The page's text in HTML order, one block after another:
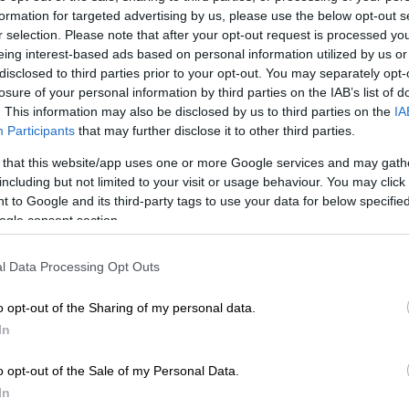
for targeted advertising by us, please use the below opt-out
selection. Please note that after your opt-out request is processed
interest-based ads based on personal information utilized by us
to third parties prior to your opt-out. You may separately
of your personal information by third parties on the IAB’s list of
This information may also be disclosed by us to third parties on the
Participants that may further disclose it to other third parties.
that this website/app uses one or more Google services and may
but not limited to your visit or usage behaviour. You may
to Google and its third-party tags to use your data for below
consent section.
Data Processing Opt Outs
opt-out of the Sharing of my personal data.
opt-out of the Sale of my Personal Data.
το ΕΘΝΟΣ στη Google
την ΕπιτροπήΕμβολιασμώνέκανε λόγο η
μιλώντας στο OPEN TV για το εμβόλιο της
που έχουν μπερδευτεί», προσθέτοντας ότι
να κάνει τη δεύτερη δόση να
στην πρώτη δόση εμβόλιο
1,3 περιστατικά στη δεύτερη
με AstraZeneca. Είναι ασήμαντη η
υπάρχει αλλαγή στα επιδημιολογικά
είχε γίνει με διαφορετικό τρόπο από
πολίτες και όχι σε γιατρούς. Εκεί